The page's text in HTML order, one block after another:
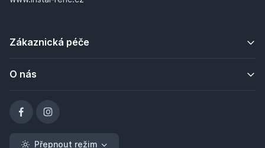
Zákaznická péče
O nás
Přepnout režim